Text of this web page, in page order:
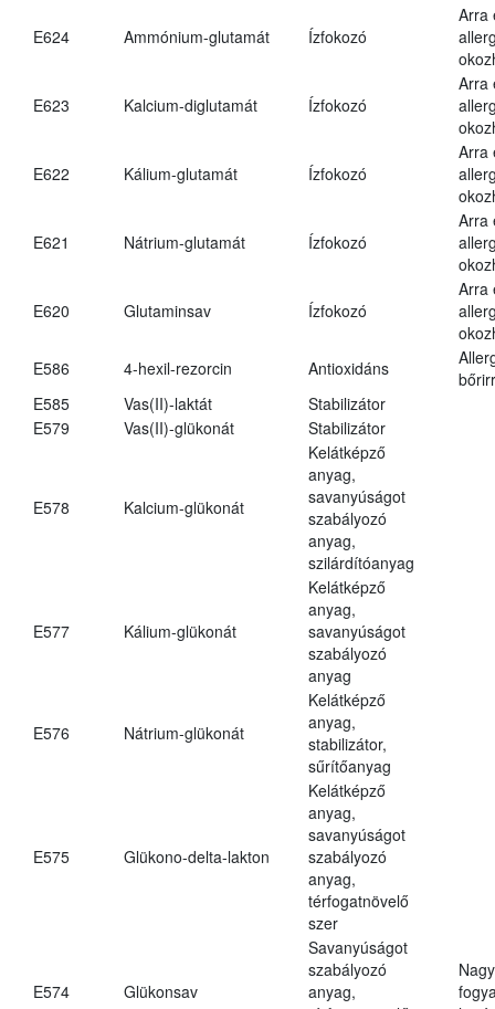
E624 Ammónium-glutamát Ízfokozó
Arra
E623 Kalcium-diglutamát Ízfokozó
Arra
E622 Kálium-glutamát Ízfokozó
Arra
E621 Nátrium-glutamát Ízfokozó
Arra
E620 Glutaminsav Ízfokozó
Arra
E586
4-hexil-rezorcin Antioxidáns
E585
Vas(II)-laktát
Stabilizátor
E579
Vas(II)-glükonát Stabilizátor
E578 Kalcium-glükonát
Kelátképző
anyag,
savanyúságot
szabályozó
anyag,
szilárdítóanyag
E577 Kálium-glükonát
Kelátképző
anyag,
savanyúságot
szabályozó
anyag
E576 Nátrium-glükonát
Kelátképző
anyag,
stabilizátor,
sűrítőanyag
E575 Glükono-delta-lakton
Kelátképző
anyag,
savanyúságot
szabályozó
anyag,
térfogatnövelő
szer
E574 Glükonsav
Savanyúságot
szabályozó
anyag,